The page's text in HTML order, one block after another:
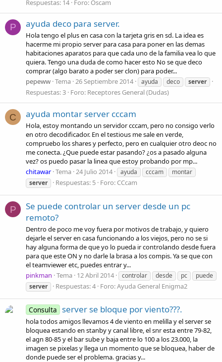
Respuestas: 14 Foro: Oscam
P ayuda deco para server.
Hola tengo el plus en casa con la tarjeta gris en sd. La idea es
hacerme mi propio server para casa para poner en las demas
habitaciones aparatos para que cada uno de la familia vea lo que
quiera. Tengo una duda de como hacer esto No se que deco
comprar (algo barato a poder ser clon) para poder...
pepeww Tema 26 Septiembre 2014 ayuda deco server
Respuestas: 3 Foro: Receptores General (Dudas)
C ayuda montar server cccam
Hola, estoy montando un servidor cccam, pero no consigo verlo
en otro decodificador. En el testious me sale en verde,
compruebo los shares y perfecto, pero en cualquier otro deoc no
me conecta. ¿Que puede estar pasando? ¿os a pasado alguna
vez? os puedo pasar la linea que estoy probando por mp...
chitawar Tema 24 Julio 2014 ayuda cccam
montar
server
Respuestas: 5 Foro: CCcam
P
Se puede controlar un server desde un pc
remoto?
Dentro de poco me voy fuera por motivos de trabajo, y quiero
dejarle el server en casa funcionando a los viejos, pero no se si
hay alguna forma de que yo lo pueda ir controlando desde fuera
para que este ON y no darle la brasa a los compis. Ya se que con
el teamviewer etc, puedes entrar y...
pinkman Tema 12 Abril 2014 controlar desde pc
puede
server
Respuestas: 4 Foro:Ayuda General Enigma2
Consulta server se bloque por viento???.
hola todos amigos llevamos 4 de viento en melilla y el server se
bloquea estando en stanby y canal libre, el snr esta entre 79-82,
el agn 80-85 y el bar sube y baja entre lo 100 a los 23.000, la
imagen se pixelas y llega un momento que se bloquea, haber de
donde puede ser el problema. gracias y...